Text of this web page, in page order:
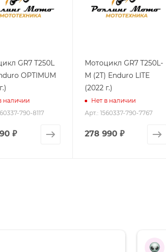
GR7 T250L
OPTIMUM
наличии
790-8117
₽
Мотоцикл GR7 T250L-
M (2T) Enduro LITE
(2022 г.)
Нет в наличии
Арт.: 1560337-790-7767
278 990 ₽